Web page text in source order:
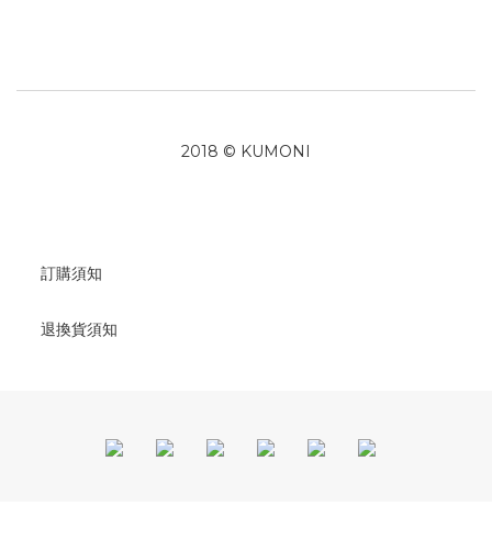
2018 © KUMONI
訂購須知
退換貨須知